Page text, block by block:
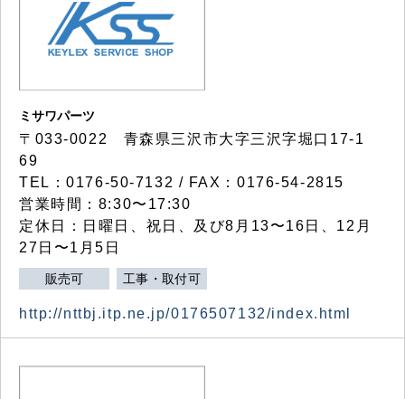
ミサワパーツ
〒033-0022 青森県三沢市大字三沢字堀口17-1
69
TEL：0176-50-7132 / FAX：0176-54-2815
営業時間：8:30〜17:30
定休日：日曜日、祝日、及び8月13〜16日、12月
27日〜1月5日
販売可 工事・取付可
http://nttbj.itp.ne.jp/0176507132/index.html